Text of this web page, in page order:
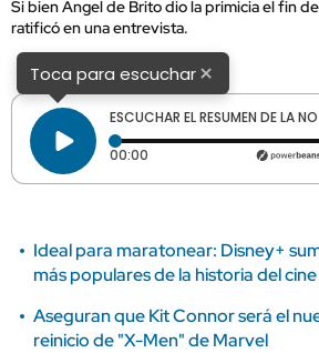
Si bien Ángel de Brito dio la primicia el fin
ratificó en una entrevista.
Toca para escuchar×
ESCUCHAR EL RESUMEN DE LA
00:00 Tiempo transcurrido: 0
Ideal para maratonear: Disney+
más populares de la historia del cine
Aseguran que Kit Connor será el
reinicio de "X-Men" de Marvel